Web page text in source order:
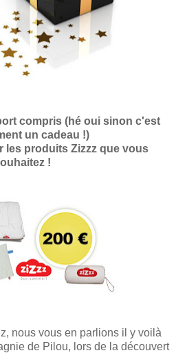
compris (hé oui sinon c'est
un cadeau !)
les produits Zizzz que vous
!
nous vous en parlions il y voilà
de Pilou, lors de la découvert